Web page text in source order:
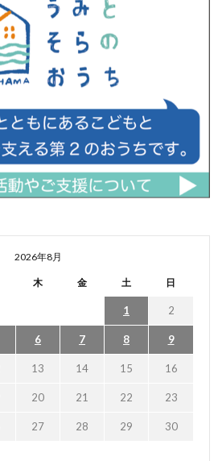
2026年8月
木 金 土 日
1 2
6 7 8 9
13 14 15 16
20 21 22 23
27 28 29 30